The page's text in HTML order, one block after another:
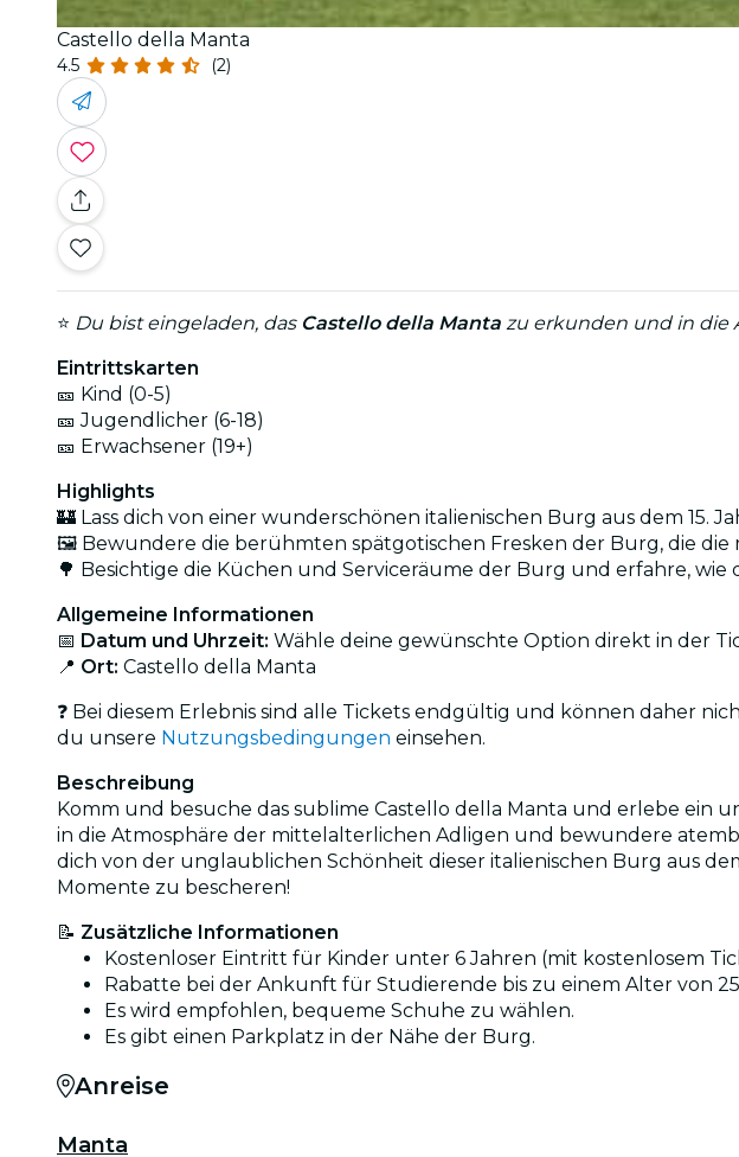
Castello della Manta
4.5 (2)
⭐ Du bist eingeladen, das Castello della Manta zu erkunden und in die
Eintrittskarten
🎫 Kind (0-5)
🎫 Jugendlicher (6-18)
🎫 Erwachsener (19+)
Highlights
🏰 Lass dich von einer wunderschönen italienischen Burg aus dem
🖼️ Bewundere die berühmten spätgotischen Fresken der Burg, die
🌳 Besichtige die Küchen und Serviceräume der Burg und erfahre,
Allgemeine Informationen
📅 Datum und Uhrzeit: Wähle deine gewünschte Option direkt in der
📍 Ort: Castello della Manta
❓ Bei diesem Erlebnis sind alle Tickets endgültig und können daher
du unsere Nutzungsbedingungen einsehen.
Beschreibung
Komm und besuche das sublime Castello della Manta und erlebe ein
in die Atmosphäre der mittelalterlichen Adligen und bewundere
dich von der unglaublichen Schönheit dieser italienischen Burg aus
Momente zu bescheren!
📝 Zusätzliche Informationen
Kostenloser Eintritt für Kinder unter 6 Jahren (mit kostenlosem
Rabatte bei der Ankunft für Studierende bis zu einem Alter von
Es wird empfohlen, bequeme Schuhe zu wählen.
Es gibt einen Parkplatz in der Nähe der Burg.
Anreise
Manta